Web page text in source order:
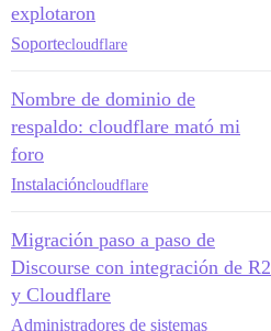
explotaron
Soportecloudflare
Nombre de dominio de
respaldo: cloudflare mató mi
foro
Instalacióncloudflare
Migración paso a paso de
Discourse con integración de R2
y Cloudflare
Administradores de sistemas